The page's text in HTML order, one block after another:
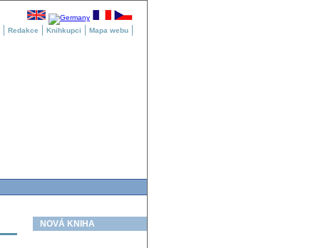
Redakce Knihkupci Mapa webu
NOVÁ KNIHA